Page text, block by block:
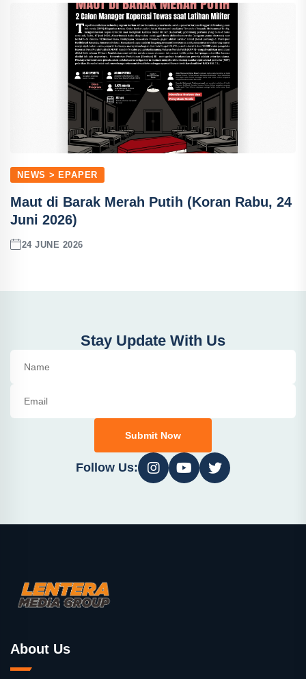
NEWS > EPAPER
Maut di Barak Merah Putih (Koran Rabu, 24
Juni 2026)
24 JUNE 2026
Stay Update With Us
Submit Now
Follow Us:
About Us